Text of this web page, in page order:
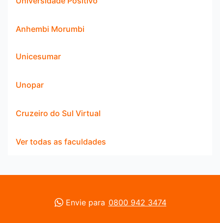
Anhembi Morumbi
Unicesumar
Unopar
Cruzeiro do Sul Virtual
Ver todas as faculdades
Envie para 0800 942 3474